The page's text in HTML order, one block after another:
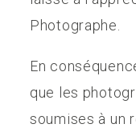
Photographe.
En
que les
soumises à un